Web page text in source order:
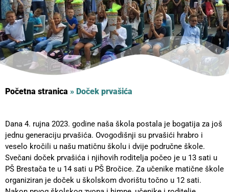
Početna stranica » Doček prvašića
Dana 4. rujna 2023. godine naša škola postala je bogatija za još
jednu generaciju prvašića. Ovogodišnji su prvašići hrabro i
veselo kročili u našu matičnu školu i dvije područne škole.
Svečani doček prvašića i njihovih roditelja počeo je u 13 sati u
PŠ Brestača te u 14 sati u PŠ Bročice. Za učenike matične škole
organiziran je doček u školskom dvorištu točno u 12 sati.